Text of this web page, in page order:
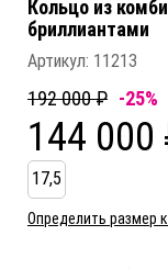
Кольцо из
бриллиантами
Артикул: 11213
192 000 ₽ -25%
144 000
17,5
Определить размер